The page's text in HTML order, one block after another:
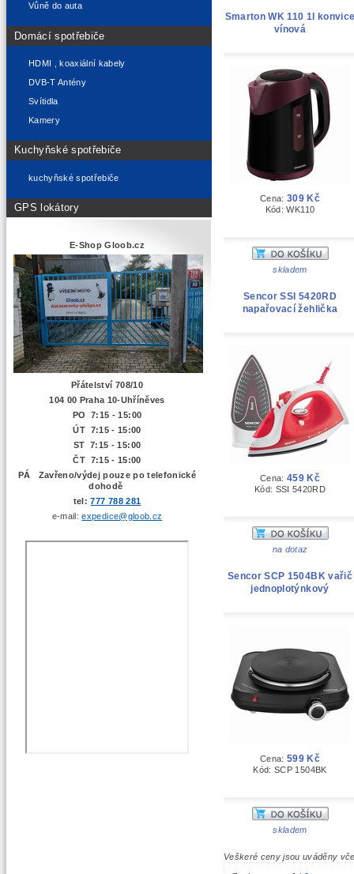
Vůně do auta
Domácí spotřebiče
HDMI , koaxiální kabely
DVB-T Antény
Svítidla
Kamery
Kuchyňské spotřebiče
kuchyňské spotřebiče
GPS lokátory
E-Shop Gloob.cz
Přátelství 708/10
104 00 Praha 10-Uhříněves
PO 7:15 - 15:00
ÚT 7:15 - 15:00
ST 7:15 - 15:00
ČT 7:15 - 15:00
PÁ Zavřeno/výdej pouze po telefonické
dohodě
tel:777 788 281
e-mail:expedice@gloob.cz
Smarton WK 110 1l
vínová
Cena: 309 Kč
Kód: WK110
skladem
Sencor SSI 5420RD
napařovací žehlička
Cena: 459 Kč
Kód: SSI 5420RD
na dotaz
Sencor SCP 1504BK vařič
jednoplotýnkový
Cena: 599 Kč
Kód: SCP 1504BK
skladem
Veškeré ceny jsou uváděny